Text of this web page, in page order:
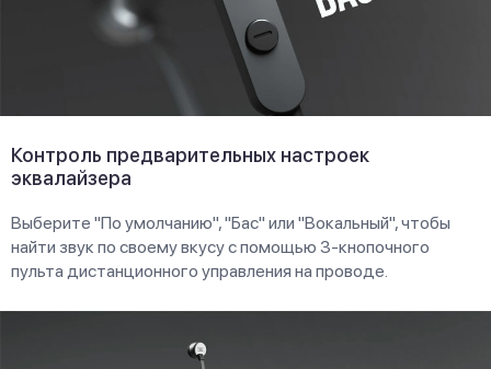
Контроль предварительных настроек
эквалайзера
Выберите "По умолчанию", "Бас" или "Вокальный", чтобы
найти звук по своему вкусу с помощью 3-кнопочного
пульта дистанционного управления на проводе.